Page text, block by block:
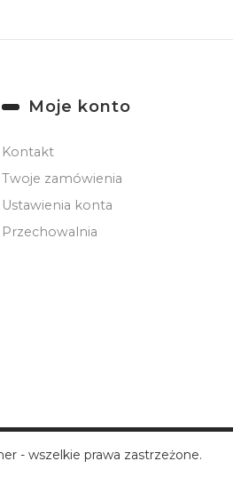
Moje konto
Kontakt
Twoje zamówienia
Ustawienia konta
Przechowalnia
- wszelkie prawa zastrzeżone.